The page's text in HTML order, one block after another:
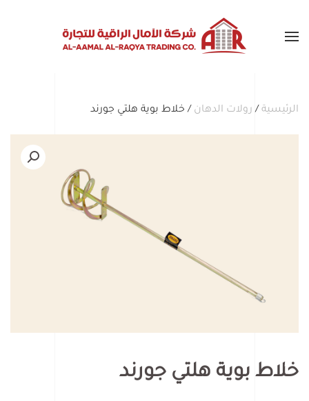
Skip to main content
الرئيسية / رولات الدهان / خلاط بوية هلتي جورند
خلاط بوية هلتي جورند